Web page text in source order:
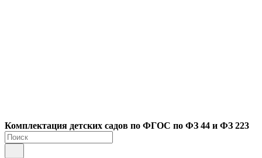
Комплектация детских садов по ФГОC по ФЗ 44 и ФЗ 223